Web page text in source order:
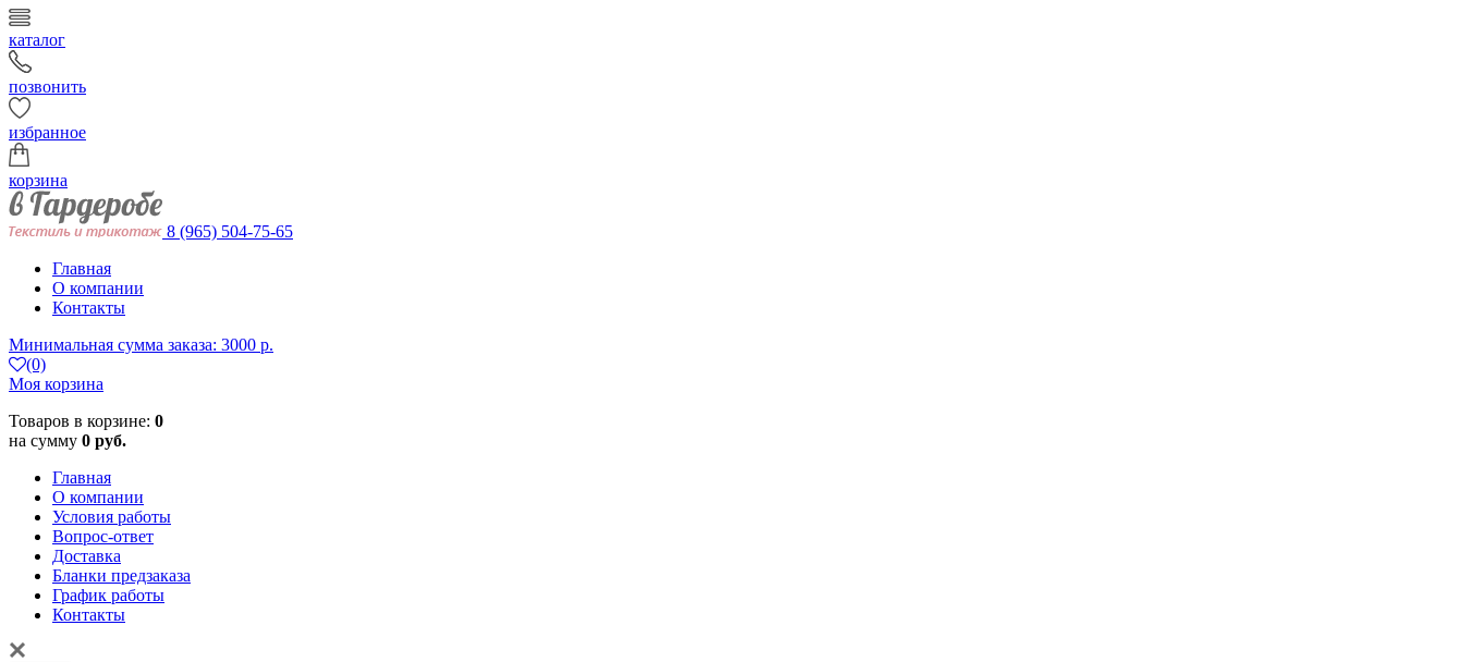
каталог
позвонить
избранное
корзина
8 (965) 504-75-65
Главная
О компании
Контакты
Минимальная сумма заказа: 3000 р.
(0)
Моя корзина
Товаров в корзине: 0
на сумму 0 руб.
Главная
О компании
Условия работы
Вопрос-ответ
Доставка
Бланки предзаказа
График работы
Контакты